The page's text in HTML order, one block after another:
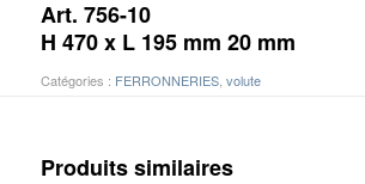
Art. 756-10
H 470 x L 195 mm 20 mm
Catégories : FERRONNERIES, volute
Produits similaires